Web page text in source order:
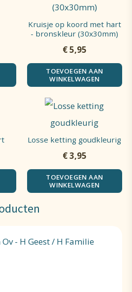
Kruisje op koord met hart
- bronskleur (30x30mm)
€5,95
TOEVOEGEN AAN
WINKELWAGEN
Losse ketting goudkleurig
€3,95
TOEVOEGEN AAN
WINKELWAGEN